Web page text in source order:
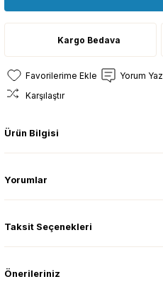
Kargo Bedava
Yorum Yaz
Karşılaştır
Ürün Bilgisi
Yorumlar
Taksit Seçenekleri
Önerileriniz